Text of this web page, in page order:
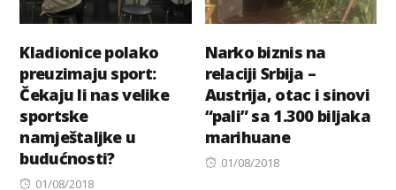
Kladionice polako
preuzimaju sport:
Čekaju li nas velike
sportske
namještaljke u
budućnosti?
Posted
01/08/2018
Narko biznis na
relaciji Srbija –
Austrija, otac i sinovi
“pali” sa 1.300 biljaka
marihuane
Posted
01/08/2018